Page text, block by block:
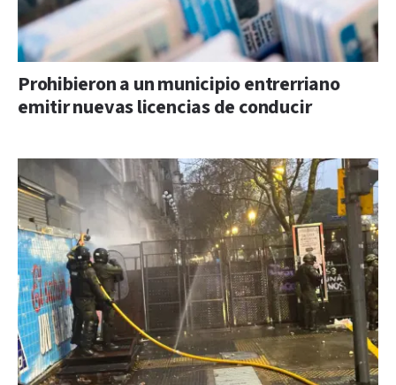
Prohibieron a un municipio entrerriano
emitir nuevas licencias de conducir